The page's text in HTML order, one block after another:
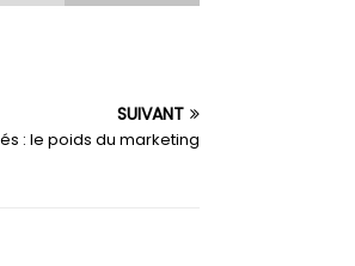
SUIVANT
: le poids du marketing